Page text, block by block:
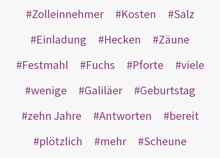
Zolleinnehmer Kosten
Salz
Einladung
Hecken
Zäune
Festmahl
Fuchs Pforte
viele
wenige
Galiläer
Geburtstag
zehn Jahre
Antworten
bereit
plötzlich
mehr
Scheune